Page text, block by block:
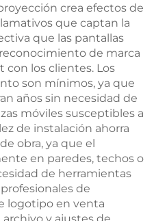
crea efectos de
que captan la
que las pantallas
de marca
con los clientes. Los
son mínimos, ya que
años sin necesidad de
móviles susceptibles a
de instalación ahorra
obra, ya que el
en paredes, techos o
de herramientas
de
logotipo en venta